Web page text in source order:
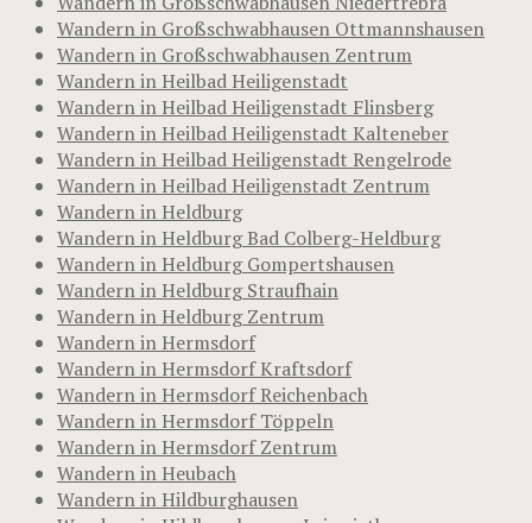
Wandern in Großschwabhausen Ottmannshausen
Wandern in Großschwabhausen Zentrum
Wandern in Heilbad Heiligenstadt
Wandern in Heilbad Heiligenstadt Flinsberg
Wandern in Heilbad Heiligenstadt Kalteneber
Wandern in Heilbad Heiligenstadt Rengelrode
Wandern in Heilbad Heiligenstadt Zentrum
Wandern in Heldburg
Wandern in Heldburg Bad Colberg-Heldburg
Wandern in Heldburg Gompertshausen
Wandern in Heldburg Straufhain
Wandern in Heldburg Zentrum
Wandern in Hermsdorf
Wandern in Hermsdorf Kraftsdorf
Wandern in Hermsdorf Reichenbach
Wandern in Hermsdorf Töppeln
Wandern in Hermsdorf Zentrum
Wandern in Heubach
Wandern in Hildburghausen